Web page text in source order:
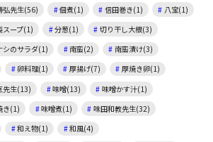
弘先生(56) 佃煮(1) 信田巻き(1)
八宝(1)
スープ(1) 分葱(1)
切り干し大根(3)
シのサラダ(1) 南蛮(2)
南蛮漬け(3)
卵料理(1) 厚揚げ(7)
厚焼き卵(1)
先生(13) 味噌(13)
味噌かす汁(1)
き(1) 味噌煮(1)
味田和教先生(32)
和え物(1)
和風(4)